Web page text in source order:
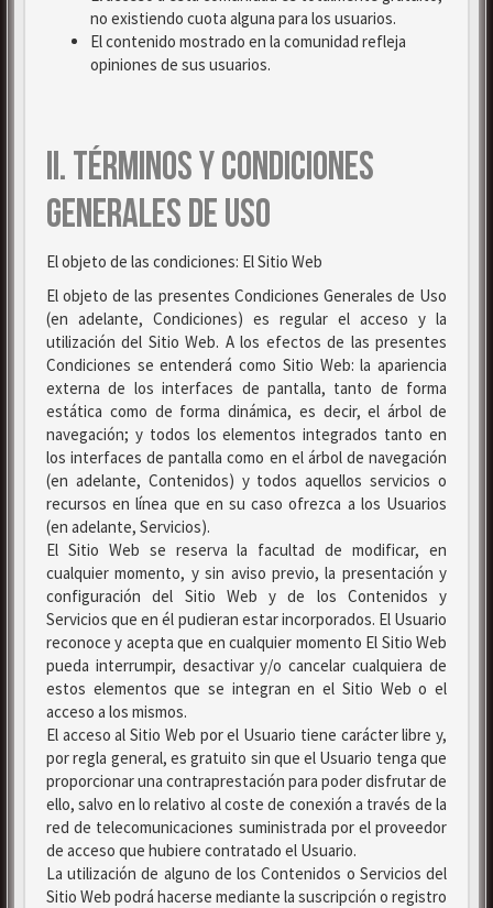
no existiendo cuota alguna para los usuarios.
El contenido mostrado en la comunidad refleja
opiniones de sus usuarios.
II. TÉRMINOS Y CONDICIONES
GENERALES DE USO
El objeto de las condiciones: El Sitio Web
El objeto de las presentes Condiciones Generales de Uso
(en adelante, Condiciones) es regular el acceso y la
utilización del Sitio Web. A los efectos de las presentes
Condiciones se entenderá como Sitio Web: la apariencia
externa de los interfaces de pantalla, tanto de forma
estática como de forma dinámica, es decir, el árbol de
navegación; y todos los elementos integrados tanto en
los interfaces de pantalla como en el árbol de navegación
(en adelante, Contenidos) y todos aquellos servicios o
recursos en línea que en su caso ofrezca a los Usuarios
(en adelante, Servicios).
El Sitio Web se reserva la facultad de modificar, en
cualquier momento, y sin aviso previo, la presentación y
configuración del Sitio Web y de los Contenidos y
Servicios que en él pudieran estar incorporados. El Usuario
reconoce y acepta que en cualquier momento El Sitio Web
pueda interrumpir, desactivar y/o cancelar cualquiera de
estos elementos que se integran en el Sitio Web o el
acceso a los mismos.
El acceso al Sitio Web por el Usuario tiene carácter libre y,
por regla general, es gratuito sin que el Usuario tenga que
proporcionar una contraprestación para poder disfrutar de
ello, salvo en lo relativo al coste de conexión a través de la
red de telecomunicaciones suministrada por el proveedor
de acceso que hubiere contratado el Usuario.
La utilización de alguno de los Contenidos o Servicios del
Sitio Web podrá hacerse mediante la suscripción o registro